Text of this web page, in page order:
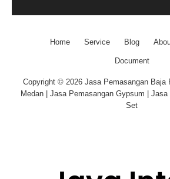
Home Service Blog
Document
Copyright © 2026 Jasa Pemasangan Baja
Medan | Jasa Pemasangan Gypsum |
Set